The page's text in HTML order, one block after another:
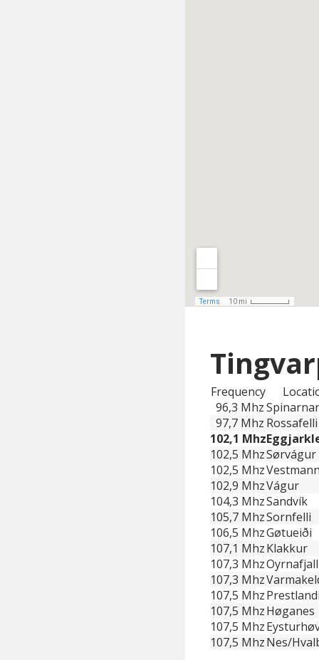
Frequency
96,3 MhzSpinarnar
97,7 Mhz Rossafelli
102,1 Mhz
102,5 MhzSørvágur
102,5 Mhz
102,9 MhzVágur
104,3 MhzSandvík
105,7 MhzSornfelli
106,5 MhzGøtueiði
107,1 MhzKlakkur
107,3 MhzOyrnafjall
107,3 Mhz
107,5 Mhz
107,5 MhzHøganes
107,5 Mhz
107,5 MhzNes/